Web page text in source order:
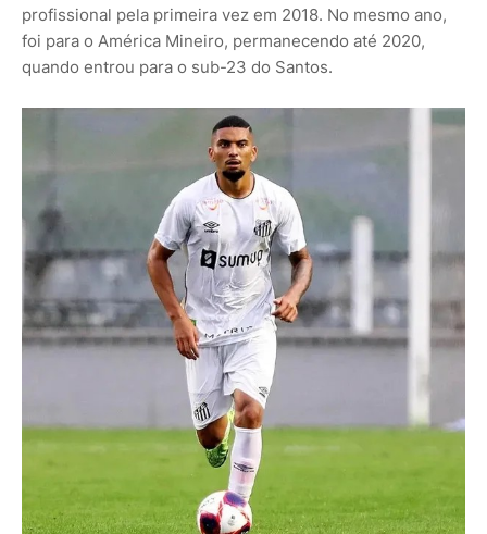
profissional pela primeira vez em 2018. No mesmo ano,
foi para o América Mineiro, permanecendo até 2020,
quando entrou para o sub-23 do Santos.